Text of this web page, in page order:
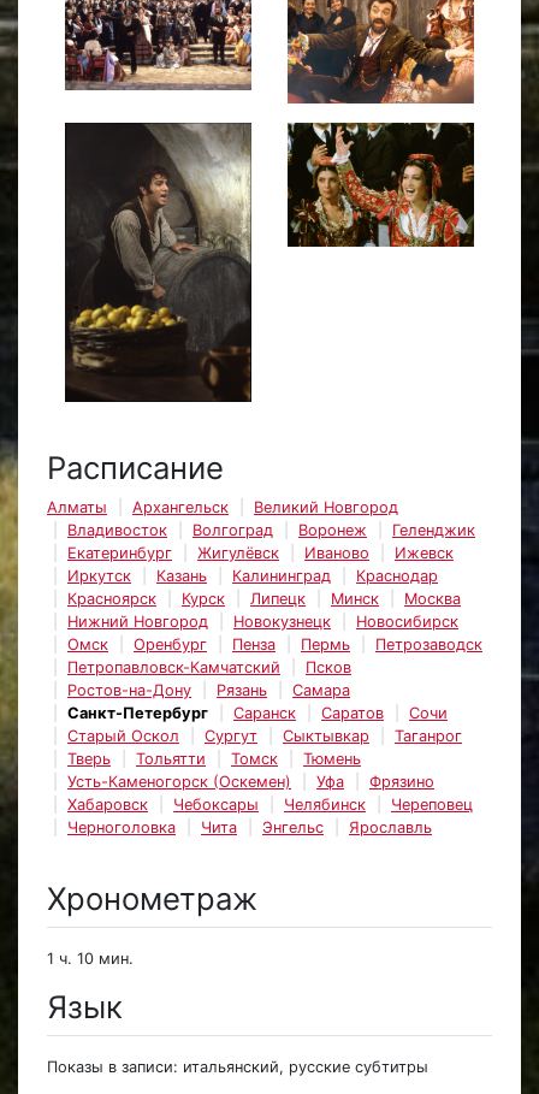
Расписание
Алматы Архангельск
Великий Новгород
Владивосток
Волгоград Воронеж
Геленджик
Екатеринбург
Жигулёвск Иваново
Ижевск
Иркутск
Казань Калининград
Краснодар
Красноярск
Курск Липецк Минск
Москва
Нижний Новгород
Новокузнецк
Новосибирск
Омск
Оренбург Пенза Пермь
Петрозаводск
Петропавловск-Камчатский
Псков
Ростов-на-Дону
Рязань
Самара
Санкт-Петербург
Саранск Саратов
Сочи
Старый Оскол
Сургут Сыктывкар
Таганрог
Тверь
Тольятти Томск
Тюмень
Усть-Каменогорск (Оскемен)
Уфа
Фрязино
Хабаровск
Чебоксары Челябинск
Череповец
Черноголовка
Чита Энгельс Ярославль
Хронометраж
1 ч. 10 мин.
Язык
Показы в записи: итальянский, русские субтитры